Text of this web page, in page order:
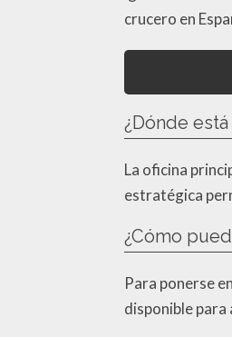
crucero en
¿Dónde
La oficina
estratégica
¿Cómo
Para ponerse
disponible para